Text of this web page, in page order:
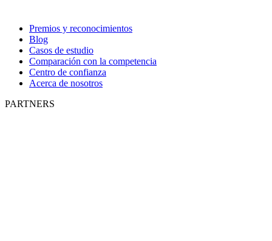
Premios y reconocimientos
Blog
Casos de estudio
Comparación con la competencia
Centro de confianza
Acerca de nosotros
PARTNERS